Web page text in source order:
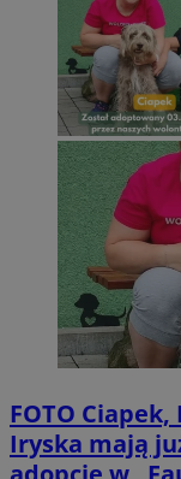
FOTO Ciapek,
Iryska mają